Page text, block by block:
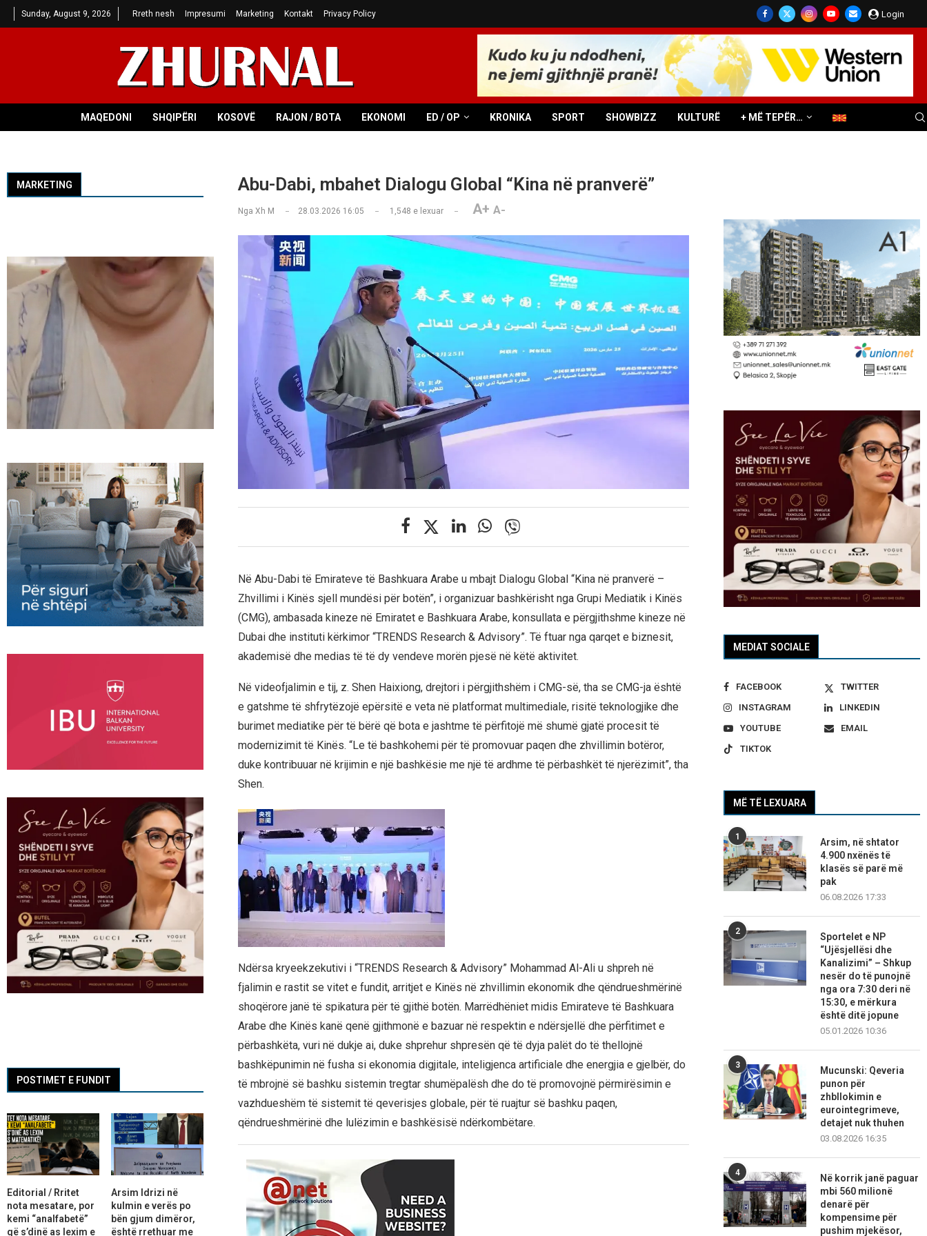
Sunday, August 9, 2026 Rreth nesh Impresumi Marketing Kontakt Privacy Policy Login
MAQEDONI SHQIPËRI KOSOVË RAJON / BOTA EKONOMI ED / OP KRONIKA SPORT SHOWBIZZ KULTURË + MË TEPËR…
Abu-Dabi, mbahet Dialogu Global “Kina në pranverë”
Nga Xh M 28.03.2026 16:05 1,548 e lexuar A+ A-
Në Abu-Dabi të Emirateve të Bashkuara Arabe u mbajt Dialogu Global “Kina në pranverë –
Zhvillimi i Kinës sjell mundësi për botën”, i organizuar bashkërisht nga Grupi Mediatik i Kinës
(CMG), ambasada kineze në Emiratet e Bashkuara Arabe, konsullata e përgjithshme kineze në
Dubai dhe instituti kërkimor “TRENDS Research & Advisory”. Të ftuar nga qarqet e biznesit,
akademisë dhe medias të të dy vendeve morën pjesë në këtë aktivitet.
Në videofjalimin e tij, z. Shen Haixiong, drejtori i përgjithshëm i CMG-së, tha se CMG-ja është
e gatshme të shfrytëzojë epërsitë e veta në platformat multimediale, risitë teknologjike dhe
burimet mediatike për të bërë që bota e jashtme të përfitojë më shumë gjatë procesit të
modernizimit të Kinës. “Le të bashkohemi për të promovuar paqen dhe zhvillimin botëror,
duke kontribuuar në krijimin e një bashkësie me një të ardhme të përbashkët të njerëzimit”, tha
Shen.
Ndërsa kryeekzekutivi i “TRENDS Research & Advisory” Mohammad Al-Ali u shpreh në
fjalimin e rastit se vitet e fundit, arritjet e Kinës në zhvillimin ekonomik dhe qëndrueshmërinë
shoqërore janë të spikatura për të gjithë botën. Marrëdhëniet midis Emirateve të Bashkuara
Arabe dhe Kinës kanë qenë gjithmonë e bazuar në respektin e ndërsjellë dhe përfitimet e
përbashkëta, vuri në dukje ai, duke shprehur shpresën që të dyja palët do të thellojnë
bashkëpunimin në fusha si ekonomia digjitale, inteligjenca artificiale dhe energjia e gjelbër, do
të mbrojnë së bashku sistemin tregtar shumëpalësh dhe do të promovojnë përmirësimin e
vazhdueshëm të sistemit të qeverisjes globale, për të ruajtur së bashku paqen,
qëndrueshmërinë dhe lulëzimin e bashkësisë ndërkombëtare.
MEDIAT SOCIALE
FACEBOOK
TWITTER
INSTAGRAM
LINKEDIN
YOUTUBE
EMAIL
TIKTOK
MË TË LEXUARA
1
Arsim, në shtator
4.900 nxënës të
klasës së parë më
pak
06.08.2026 17:33
2
Sportelet e NP
“Ujësjellësi dhe
Kanalizimi” – Shkup
nesër do të punojnë
nga ora 7:30 deri në
15:30, e mërkura
është ditë jopune
05.01.2026 10:36
3
Mucunski: Qeveria
punon për
zhbllokimin e
eurointegrimeve,
detajet nuk thuhen
03.08.2026 16:35
4
Në korrik janë paguar
mbi 560 milionë
denarë për
kompensime për
pushim mjekësor,
MARKETING
POSTIMET E FUNDIT
Editorial / Rritet
nota mesatare, por
kemi “analfabetë”
që s’dinë as lexim e
Arsim Idrizi në
kulmin e verës po
bën gjum dimëror,
është rrethuar me